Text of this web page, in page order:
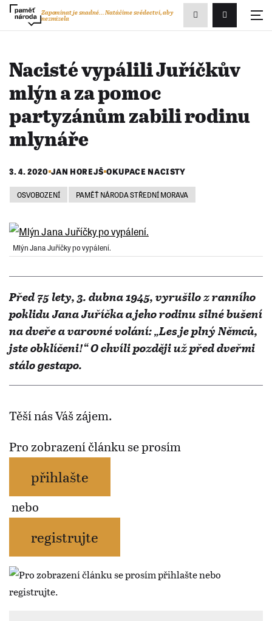
Přihlášení/
Zapomínat je snadné...Natáčíme svědectví, aby
nezmizela
Zobrazit
vyhledávání
Nacisté vypálili Juříčkův
mlýn a za pomoc
partyzánům zabili rodinu
mlynáře
3. 4. 2020 JAN HOREJŠ OKUPACE NACISTY
OSVOBOZENÍ PAMĚŤ NÁRODA STŘEDNÍ MORAVA
Mlýn Jana Juříčky po vypálení.
Před 75 lety, 3. dubna 1945, vyrušilo z ranního
poklidu Jana Juříčka a jeho rodinu silné bušení
na dveře a varovné volání: „Les je plný Němců,
jste obklíčeni!“ O chvíli později už před dveřmi
stálo gestapo.
Těší nás Váš zájem.
Pro zobrazení článku se prosím
přihlašte
nebo
registrujte